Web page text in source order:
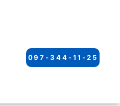
097-344-11-25